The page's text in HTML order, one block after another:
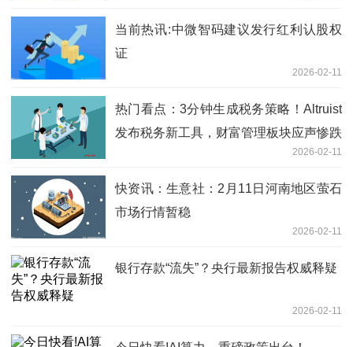
当前热讯:中微智码建议发行红利认股权
证
2026-02-11
热门看点：3分钟生成税务策略！Altruist
发布税务新工具，财富管理板块应声惨跌
2026-02-11
快资讯：生意社：2月11日河南地区萤石
市场行情暂稳
2026-02-11
银行存款“流失”？央行最新报告权威释疑
2026-02-11